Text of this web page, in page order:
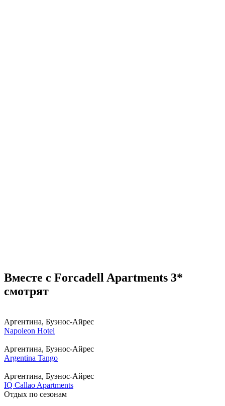
Вместе с Forcadell Apartments 3*
смотрят
Аргентина, Буэнос-Айрес
Napoleon Hotel
Аргентина, Буэнос-Айрес
Argentina Tango
Аргентина, Буэнос-Айрес
IQ Callao Apartments
Отдых по сезонам